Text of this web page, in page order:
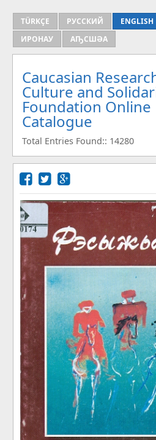
TÜRKÇE РУССКИЙ ENGLISH
ИРОНАУ
АҦСШӘА
Caucasian
Culture and
Foundation Online
Catalogue
Total Entries Found:: 14280